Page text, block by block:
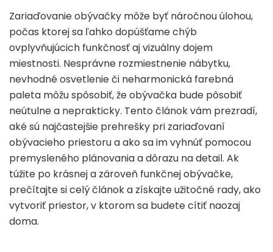
Zariaďovanie obývačky môže byť náročnou úlohou,
počas ktorej sa ľahko dopúšťame chýb
ovplyvňujúcich funkčnosť aj vizuálny dojem
miestnosti. Nesprávne rozmiestnenie nábytku,
nevhodné osvetlenie či neharmonická farebná
paleta môžu spôsobiť, že obývačka bude pôsobiť
neútulne a neprakticky. Tento článok vám prezradí,
aké sú najčastejšie prehrešky pri zariaďovaní
obývacieho priestoru a ako sa im vyhnúť pomocou
premysleného plánovania a dôrazu na detail. Ak
túžite po krásnej a zároveň funkčnej obývačke,
prečítajte si celý článok a získajte užitočné rady, ako
vytvoriť priestor, v ktorom sa budete cítiť naozaj
doma.